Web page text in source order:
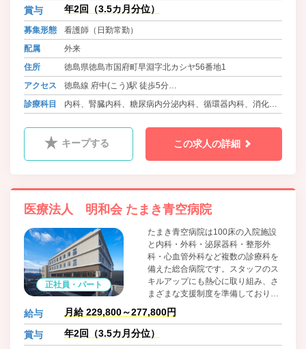
厚生労働省や徳島県から表彰されて
組みます。
賞与 年2回（3.5カ月分位）
募集形態
看護師（日勤常勤）
配属
外来
住所
徳島県徳島市国府町早淵字北カシヤ56番地1
アクセス
徳島線 府中(こう)駅 徒歩5分
バス 徳島バス 鴨島線・神山線 早淵 徒歩3分
診療科目
内科、腎臓内科、糖尿病内分泌内科、循環器内科、消化器
外科、整形外科、泌尿器科、耳鼻咽喉科、脳神経外科、心
キープする この求人の詳細
医療法人 明和会 たまき青空病院
正社員・パート
たまき青空病院は100床の入院施設
と内科・外科・泌尿器科・整形外
科・心血管外科など複数の診療科を
備えた総合病院です。スタッフのス
キルアップにも熱心に取り組み、さ
まざまな支援制度を準備しておりま
す。また、各種保険・社宅・保育園
など福利厚生にも熱心に取り組み、
厚生労働省や徳島県から表彰されて
きました。これからもやりがいがあ
給与 月給 229,800～277,800円
賞与 年2回（3.5カ月分位）